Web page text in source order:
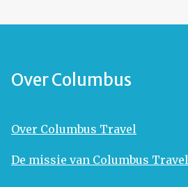
Over Columbus
Over Columbus Travel
De missie van Columbus Travel